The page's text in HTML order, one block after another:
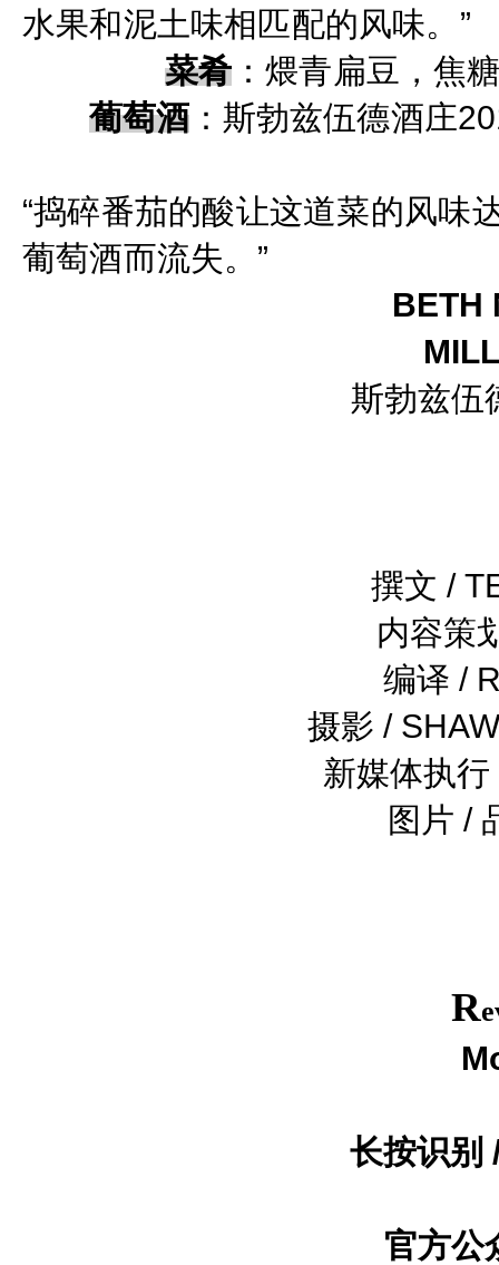
水果和泥土味相匹配的风味。”
菜肴 ：煨青扁豆，焦
葡萄酒： 斯勃兹伍德酒庄
“捣碎番茄的酸让这道菜的风味
葡萄酒而流失。”
BETH
斯勃兹伍
撰文 /
内容策
编译 /
摄影 /
新媒体执
图片 /
R
长按识别
官方公